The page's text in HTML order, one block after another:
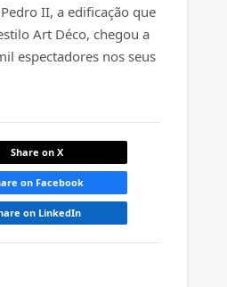
II, a edificação que
Art Déco, chegou a
espectadores nos seus
Share on X
on Facebook
on LinkedIn